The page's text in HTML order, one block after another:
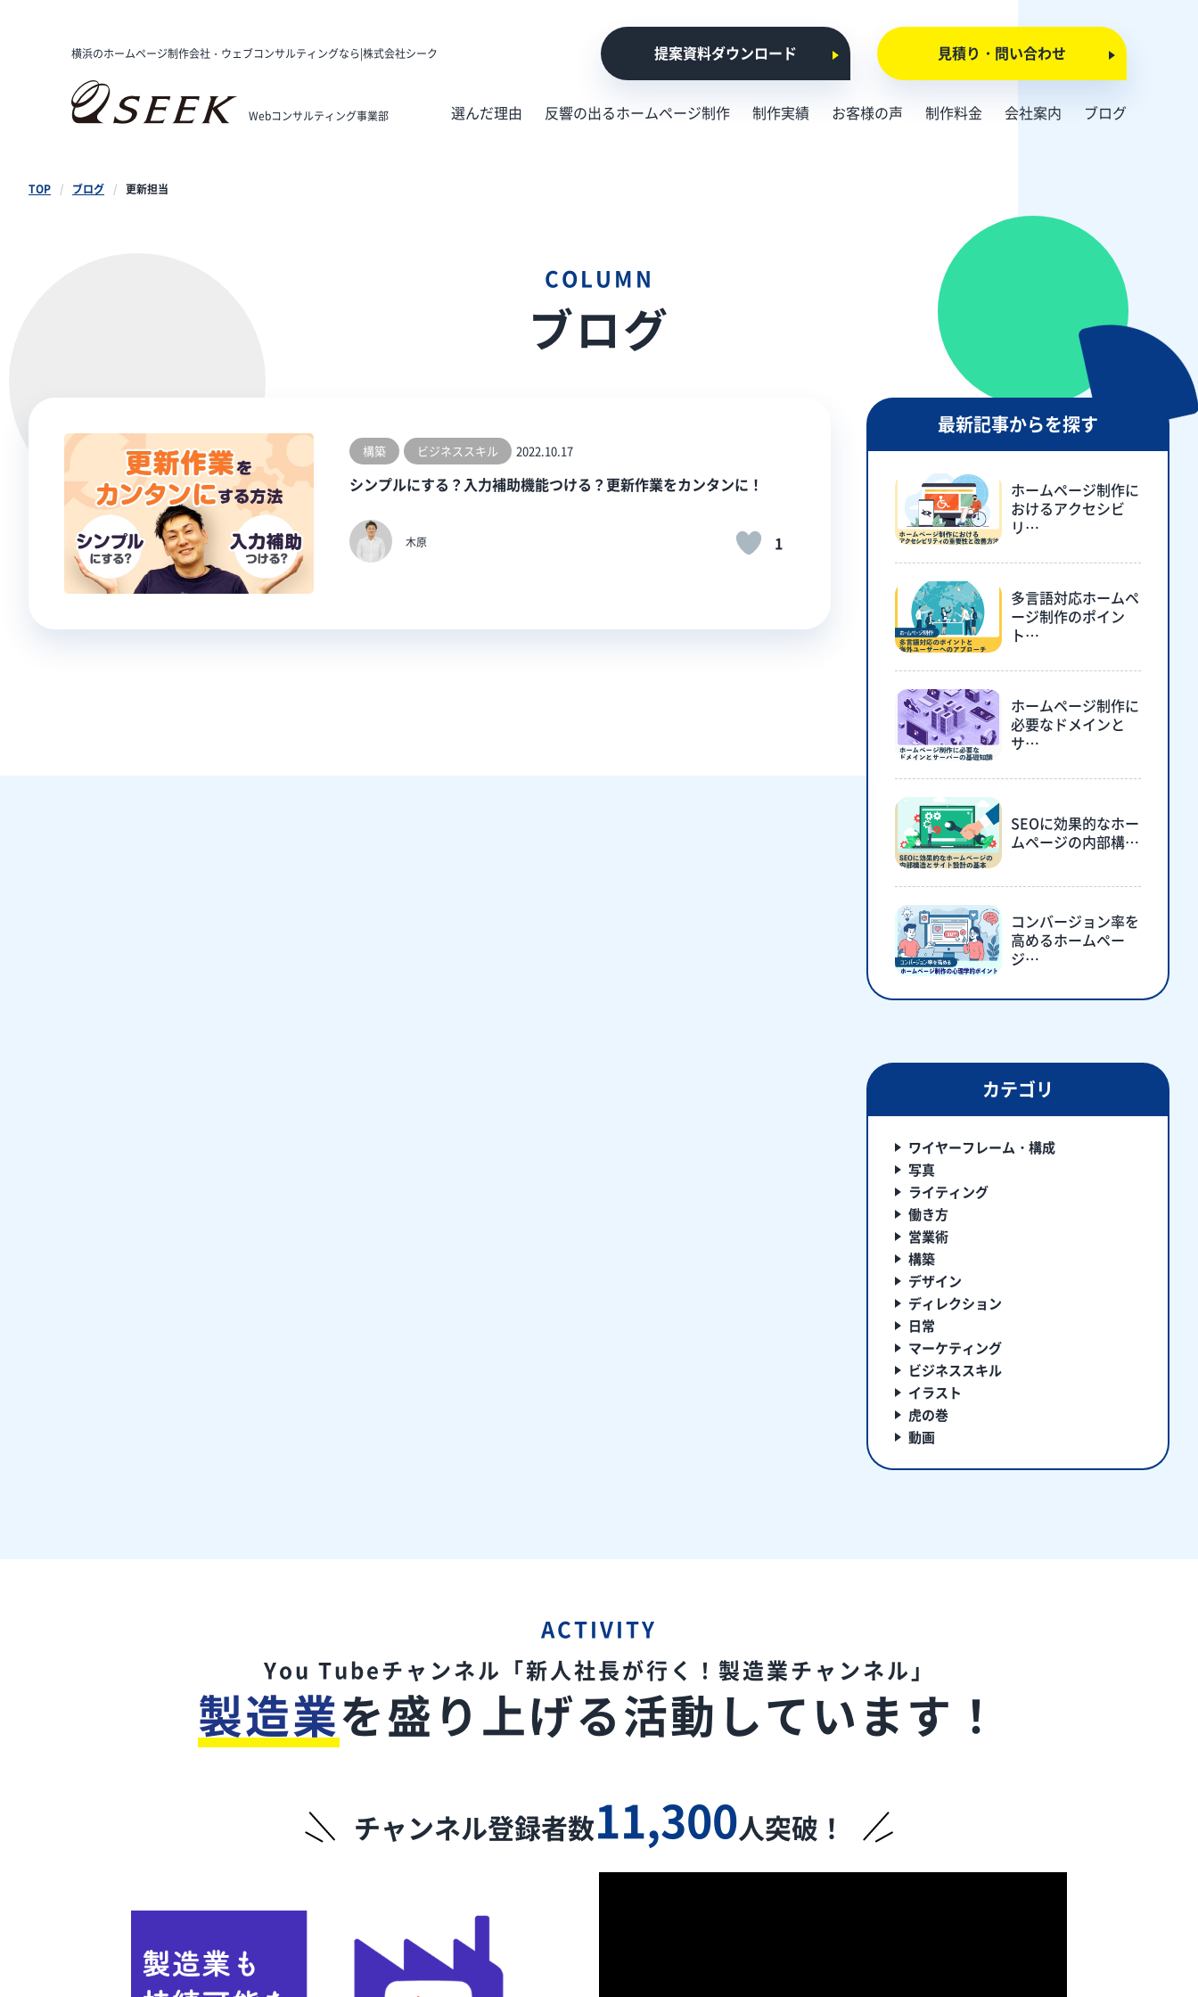
横浜のホームページ制作会社・ウェブコンサルティングなら|株式会社シーク 提案資料ダウンロード 見積り・問い合わせ
Webコンサルティング事業部 選んだ理由 反響の出るホームページ制作 制作実績 お客様の声 制作料金
会社案内
ブログ
TOP ブログ 更新担当
COLUMN
ブログ
構築 ビジネススキル 2022.10.17
シンプルにする？入力補助機能つける？更新作業をカンタンに！
木原 1
最新記事からを探す
ホームページ制作に
おけるアクセシビ
リ…
多言語対応ホームペ
ージ制作のポイン
ト…
ホームページ制作に
必要なドメインと
サ…
SEOに効果的なホー
ムページの内部構…
コンバージョン率を
高めるホームペー
ジ…
カテゴリ
ワイヤーフレーム・構成
写真
ライティング
働き方
営業術
構築
デザイン
ディレクション
日常
マーケティング
ビジネススキル
イラスト
虎の巻
動画
ACTIVITY
You Tubeチャンネル 「新人社長が行く！製造業チャンネル」
製造業を盛り上げる活動しています！
チャンネル登録者数11,300人突破！